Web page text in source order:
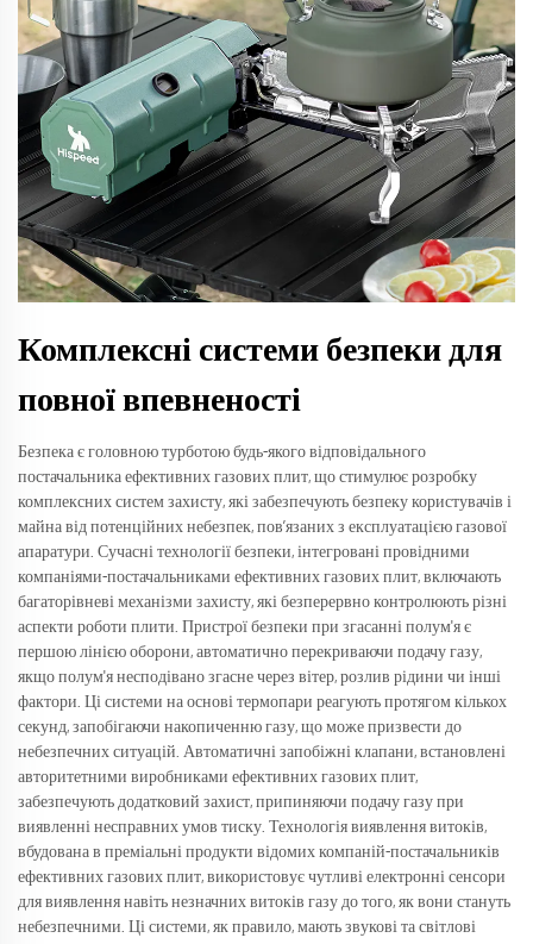
Комплексні системи безпеки для
повної впевненості
Безпека є головною турботою будь-якого відповідального
постачальника ефективних газових плит, що стимулює розробку
комплексних систем захисту, які забезпечують безпеку користувачів і
майна від потенційних небезпек, пов’язаних з експлуатацією газової
апаратури. Сучасні технології безпеки, інтегровані провідними
компаніями-постачальниками ефективних газових плит, включають
багаторівневі механізми захисту, які безперервно контролюють різні
аспекти роботи плити. Пристрої безпеки при згасанні полум'я є
першою лінією оборони, автоматично перекриваючи подачу газу,
якщо полум'я несподівано згасне через вітер, розлив рідини чи інші
фактори. Ці системи на основі термопари реагують протягом кількох
секунд, запобігаючи накопиченню газу, що може призвести до
небезпечних ситуацій. Автоматичні запобіжні клапани, встановлені
авторитетними виробниками ефективних газових плит,
забезпечують додатковий захист, припиняючи подачу газу при
виявленні несправних умов тиску. Технологія виявлення витоків,
вбудована в преміальні продукти відомих компаній-постачальників
ефективних газових плит, використовує чутливі електронні сенсори
для виявлення навіть незначних витоків газу до того, як вони стануть
небезпечними. Ці системи, як правило, мають звукові та світлові